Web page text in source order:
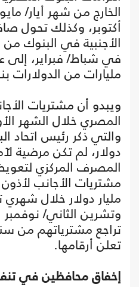
الخارج من شهر أيار/
أكتوبر، وكذلك تحول
في شباط/ فبراير،
مليارات من الدولارات
ويبدو أن مشتريات
المصري خلال الشهر
دولار، لم تكن مرضية
المصرف المركزي
مليار دولار خلال شهري
وتشرين الثاني/
تراجع مشترياتهم من
تعلن أرقامها.
إخفاق محافظين في